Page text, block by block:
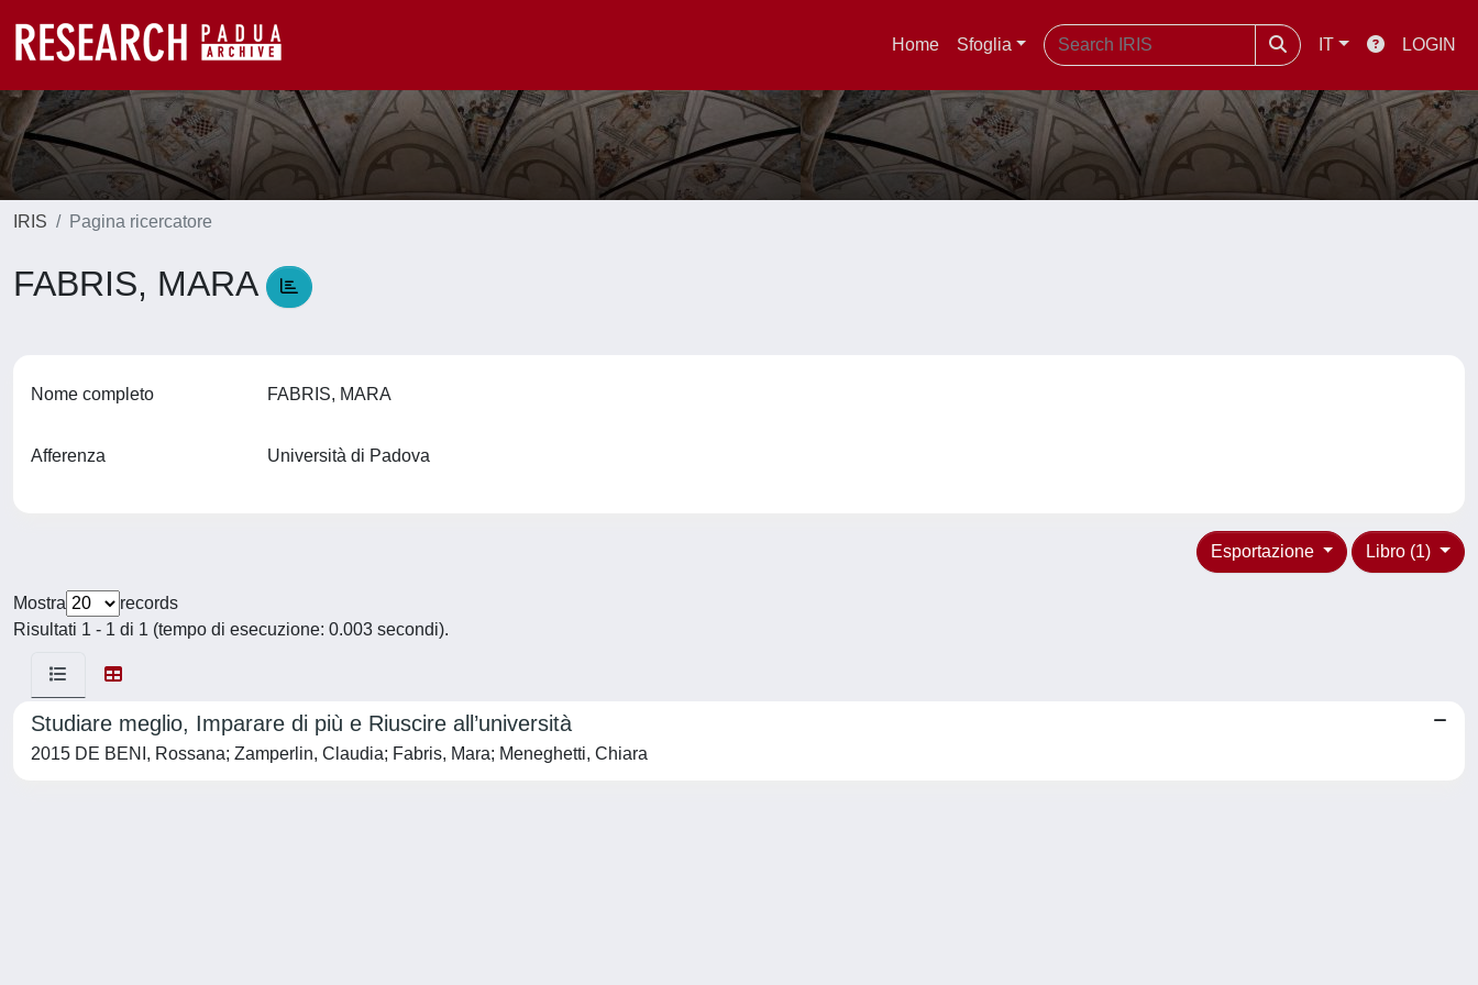
Home Sfoglia IT LOGIN
IRIS Pagina ricercatore
FABRIS, MARA
Nome completo FABRIS, MARA
Afferenza Università di Padova
Libro (1)
Esportazione
Mostra
records
Risultati 1 - 1 di 1 (tempo di esecuzione: 0.003 secondi).
Studiare meglio, Imparare di più e Riuscire all’università
2015 DE BENI, Rossana; Zamperlin, Claudia; Fabris, Mara; Meneghetti, Chiara